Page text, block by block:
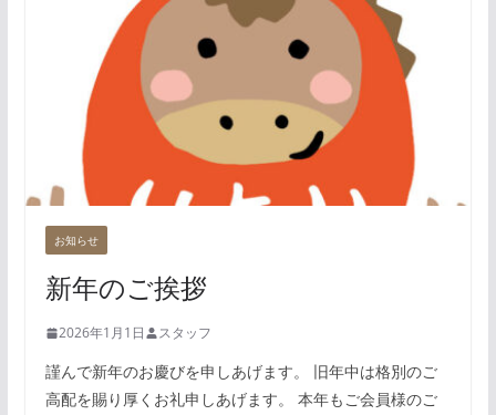
お知らせ
新年のご挨拶
2026年1月1日 スタッフ
謹んで新年のお慶びを申しあげます。 旧年中は格別のご
高配を賜り厚くお礼申しあげます。 本年もご会員様のご